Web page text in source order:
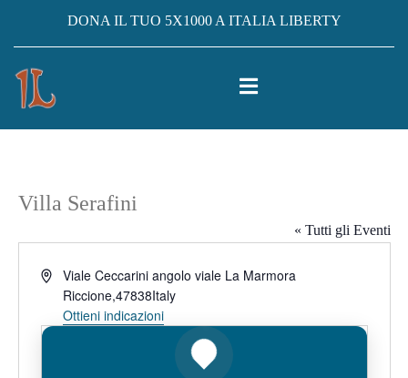
DONA IL TUO 5X1000 A ITALIA LIBERTY
Villa Serafini
« Tutti gli Eventi
IndirizzoViale Ceccarini angolo viale La Marmora
Riccione,47838Italy
Ottieni indicazioni